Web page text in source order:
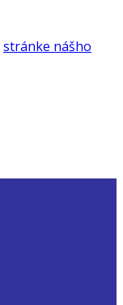
stránke nášho